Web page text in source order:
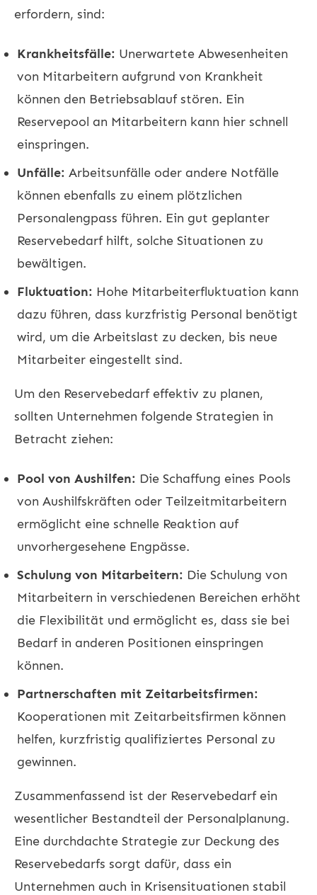
erfordern, sind:
Krankheitsfälle: Unerwartete Abwesenheiten
von Mitarbeitern aufgrund von Krankheit
können den Betriebsablauf stören. Ein
Reservepool an Mitarbeitern kann hier schnell
einspringen.
Unfälle: Arbeitsunfälle oder andere Notfälle
können ebenfalls zu einem plötzlichen
Personalengpass führen. Ein gut geplanter
Reservebedarf hilft, solche Situationen zu
bewältigen.
Fluktuation: Hohe Mitarbeiterfluktuation kann
dazu führen, dass kurzfristig Personal benötigt
wird, um die Arbeitslast zu decken, bis neue
Mitarbeiter eingestellt sind.
Um den Reservebedarf effektiv zu planen,
sollten Unternehmen folgende Strategien in
Betracht ziehen:
Pool von Aushilfen: Die Schaffung eines Pools
von Aushilfskräften oder Teilzeitmitarbeitern
ermöglicht eine schnelle Reaktion auf
unvorhergesehene Engpässe.
Schulung von Mitarbeitern: Die Schulung von
Mitarbeitern in verschiedenen Bereichen erhöht
die Flexibilität und ermöglicht es, dass sie bei
Bedarf in anderen Positionen einspringen
können.
Partnerschaften mit Zeitarbeitsfirmen:
Kooperationen mit Zeitarbeitsfirmen können
helfen, kurzfristig qualifiziertes Personal zu
gewinnen.
Zusammenfassend ist der Reservebedarf ein
wesentlicher Bestandteil der Personalplanung.
Eine durchdachte Strategie zur Deckung des
Reservebedarfs sorgt dafür, dass ein
Unternehmen auch in Krisensituationen stabil